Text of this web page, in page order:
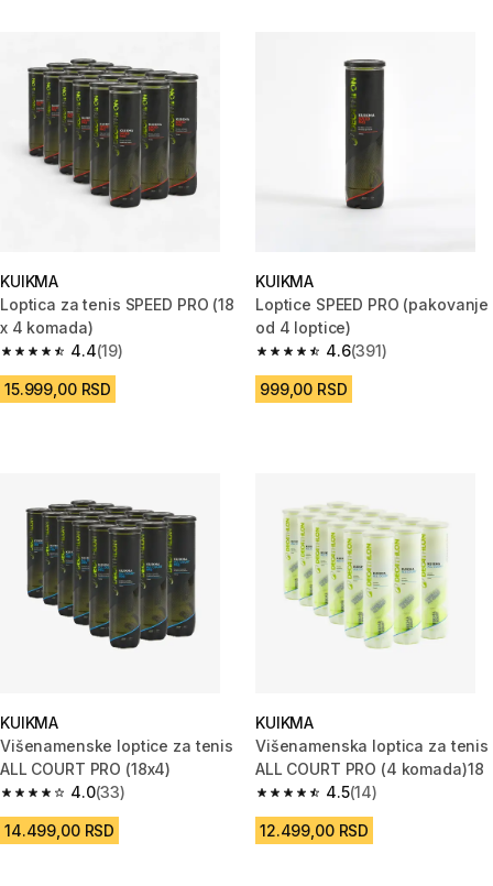
KUIKMA
Loptica za tenis SPEED PRO (18
x 4 komada)
4.4
4.4 od 5 zvezdica from 19 Recenzije
(19)
15.999,00 RSD
KUIKMA
Loptice SPEED PRO (pakovanje
od 4 loptice)
4.6
4.6 od 5 zvezdica from 391
(391)
999,00 RSD
KUIKMA
Višenamenske loptice za tenis
ALL COURT PRO (18x4)
4.0
4.0 od 5 zvezdica from 33 Recenzije
(33)
14.499,00 RSD
KUIKMA
Višenamenska loptica za tenis
ALL COURT PRO (4 komada)18
4.5
4.5 od 5 zvezdica from 14
(14)
12.499,00 RSD